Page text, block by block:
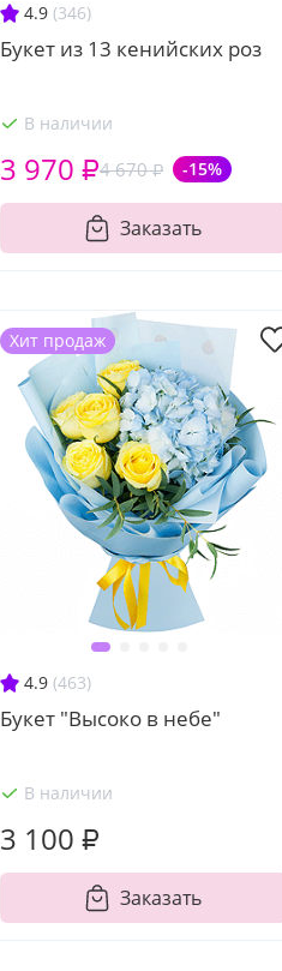
4.9 (346)
Букет из 13 кенийских роз
В наличии
4 670 ₽ -15%
3 970 ₽
Заказать
4.9 (463)
Букет "Высоко в небе"
В наличии
3 100 ₽
Заказать
Хит продаж